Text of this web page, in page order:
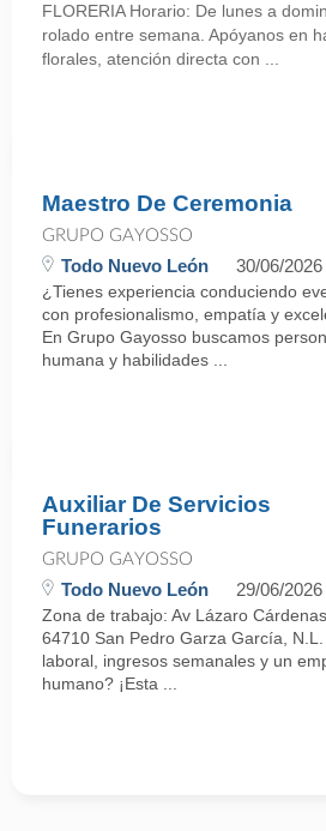
FLORERIA Horario: De lunes a
rolado entre semana. Apóyanos en
florales, atención directa con ...
Maestro De Ceremonia
GRUPO GAYOSSO
Todo Nuevo León 30/06/2026
¿Tienes experiencia conduciendo
con profesionalismo, empatía y
En Grupo Gayosso buscamos
humana y habilidades ...
Auxiliar De Servicios
Funerarios
GRUPO GAYOSSO
Todo Nuevo León 29/06/2026
Zona de trabajo: Av Lázaro
64710 San Pedro Garza García,
laboral, ingresos semanales y un
humano? ¡Esta ...